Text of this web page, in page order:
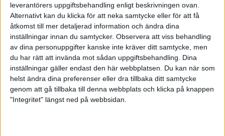
leverantörers uppgiftsbehandling enligt beskrivningen ovan.
Alternativt kan du klicka för att neka samtycke eller för att få
åtkomst till mer detaljerad information och ändra dina
inställningar innan du samtycker. Observera att viss behandling
av dina personuppgifter kanske inte kräver ditt samtycke, men
du har rätt att invända mot sådan uppgiftsbehandling. Dina
inställningar gäller endast den här webbplatsen. Du kan när som
helst ändra dina preferenser eller dra tillbaka ditt samtycke
genom att gå tillbaka till denna webbplats och klicka på knappen
"Integritet" längst ned på webbsidan.
I år fick Andervang kransen
27 jun 1998
Intresset ökar för Lidingöloppet
26 jun 1998
Värmemara
väntarvärldsmästaraspiranter
24 jun 1998